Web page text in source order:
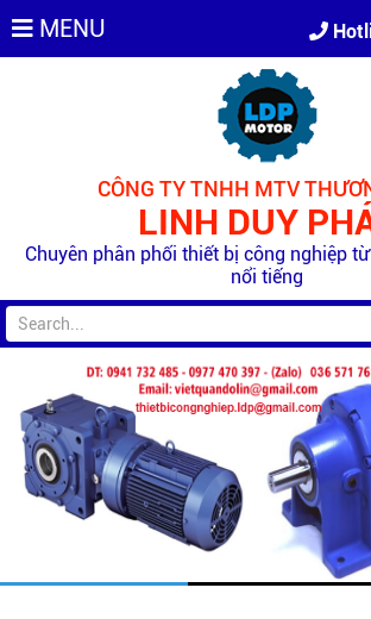
MENU
CÔNG TY TNHH MTV
LINH DUY
Chuyên phân phối thiết bị công nghiệp
nổi tiếng